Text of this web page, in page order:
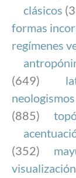
y la Real
el buen
Internet.
clásicos
formas
regímenes
(649)
neologismos
(885)
(352)
visualización